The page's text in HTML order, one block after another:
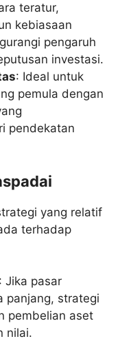
teratur,
kebiasaan
pengaruh
investasi.
: Ideal untuk
pemula dengan
pendekatan
yang relatif
terhadap
: Jika pasar
panjang, strategi
pembelian aset
nilai.